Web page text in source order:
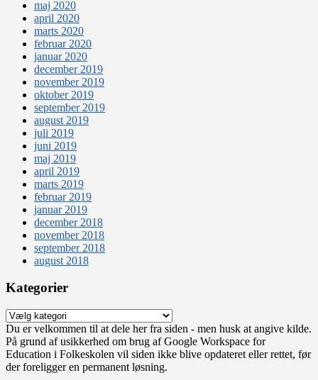
maj 2020
april 2020
marts 2020
februar 2020
januar 2020
december 2019
november 2019
oktober 2019
september 2019
august 2019
juli 2019
juni 2019
maj 2019
april 2019
marts 2019
februar 2019
januar 2019
december 2018
november 2018
september 2018
august 2018
Kategorier
Kategorier
Du er velkommen til at dele her fra siden - men husk at angive kilde.
På grund af usikkerhed om brug af Google Workspace for
Education i Folkeskolen vil siden ikke blive opdateret eller rettet, før
der foreligger en permanent løsning.